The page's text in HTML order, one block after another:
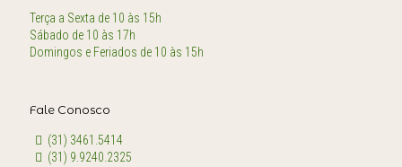
Terça a Sexta de 10 às 15h
Sábado de 10 às 17h
Domingos e Feriados de 10 às 15h
Fale Conosco
(31) 3461.5414
(31) 9.9240.2325